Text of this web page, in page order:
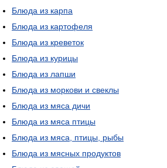
Блюда из карпа
Блюда из картофеля
Блюда из креветок
Блюда из курицы
Блюда из лапши
Блюда из моркови и свеклы
Блюда из мяса дичи
Блюда из мяса птицы
Блюда из мяса, птицы, рыбы
Блюда из мясных продуктов